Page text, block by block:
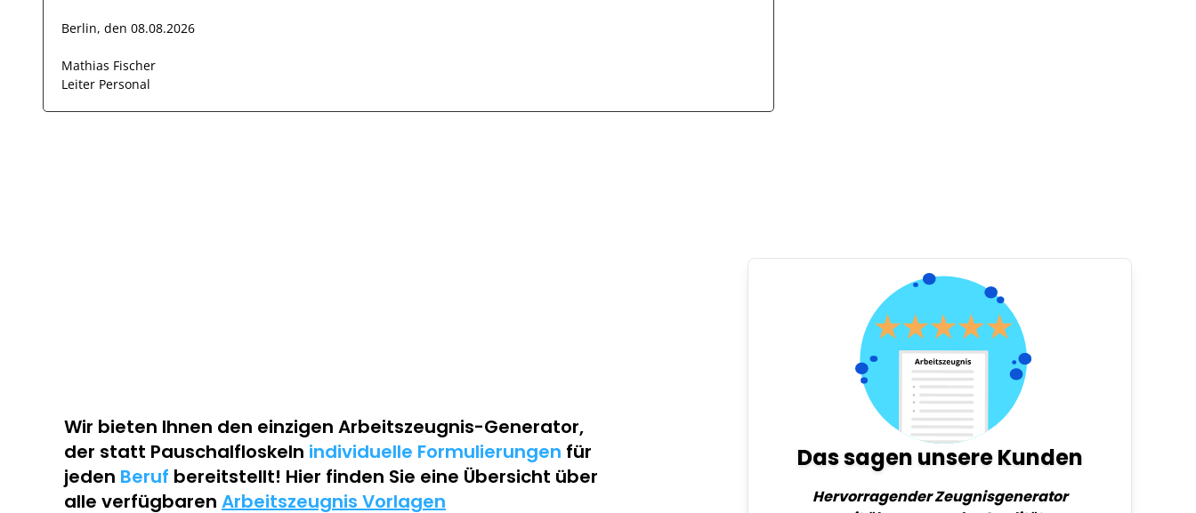
Berlin, den 08.08.2026
Mathias Fischer
Leiter Personal
Wir bieten Ihnen den einzigen Arbeitszeugnis-Generator,
der statt Pauschalfloskeln individuelle Formulierungen für
jeden Beruf bereitstellt! Hier finden Sie eine Übersicht über
alle verfügbaren Arbeitszeugnis Vorlagen
Das sagen unsere Kunden
Hervorragender Zeugnisgenerator